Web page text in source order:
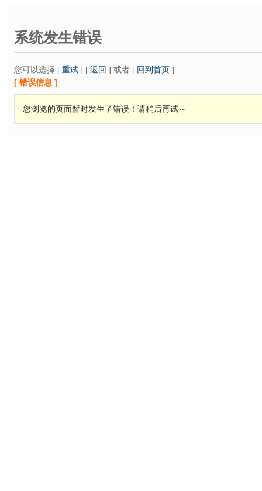
系统发生错误
您可以选择 [ 重试 ] [ 返回 ] 或者 [ 回到首页 ]
[ 错误信息 ]
您浏览的页面暂时发生了错误！请稍后再试～